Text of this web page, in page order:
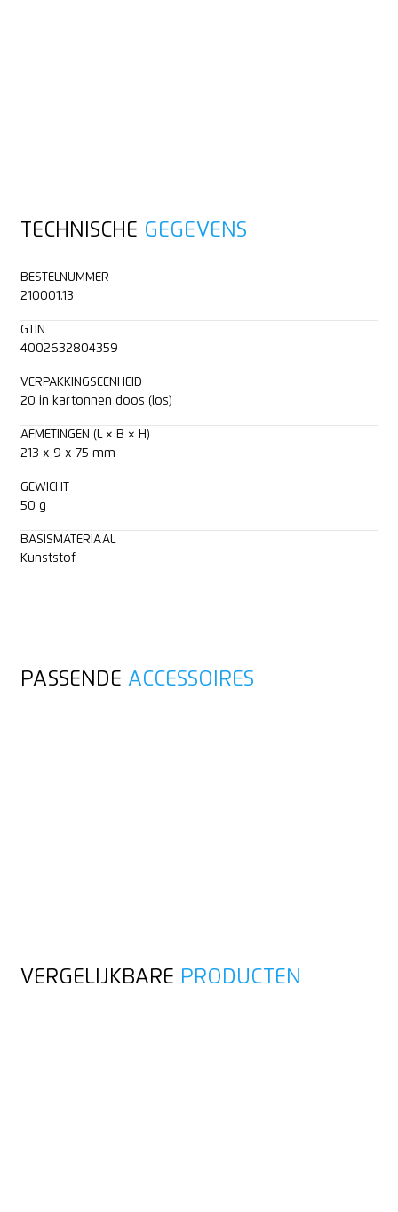
TECHNISCHE GEGEVENS
BESTELNUMMER
210001.13
GTIN
4002632804359
VERPAKKINGSEENHEID
20 in kartonnen doos (los)
AFMETINGEN (L × B × H)
213 x 9 x 75 mm
GEWICHT
50 g
BASISMATERIAAL
Kunststof
PASSENDE ACCESSOIRES
VERGELIJKBARE PRODUCTEN